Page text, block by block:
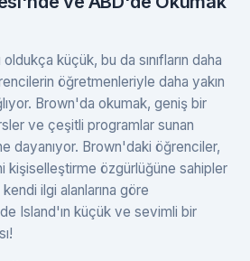
küçük, bu da sınıfların daha
öğretmenleriyle daha yakın
Brown'da okumak, geniş bir
ve çeşitli programlar sunan
dayanıyor. Brown'daki öğrenciler,
kişiselleştirme özgürlüğüne sahipler
ilgi alanlarına göre
Island'ın küçük ve sevimli bir